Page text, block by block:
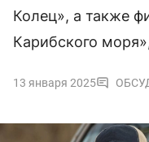
Колец», а также
Карибского
13 января 2025